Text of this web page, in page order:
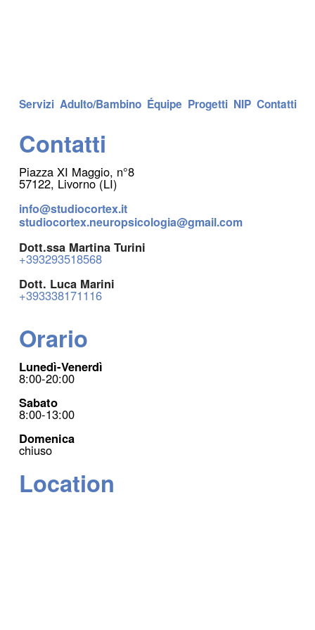
Servizi Adulto/Bambino Équipe Progetti NIP Contatti
Contatti
Piazza XI Maggio, n°8
57122, Livorno (LI)
info@studiocortex.it
studiocortex.neuropsicologia@gmail.com
Dott.ssa Martina Turini
+393293518568
Dott. Luca Marini
+393338171116
Orario
Lunedì-Venerdì
8:00-20:00
Sabato
8:00-13:00
Domenica
chiuso
Location